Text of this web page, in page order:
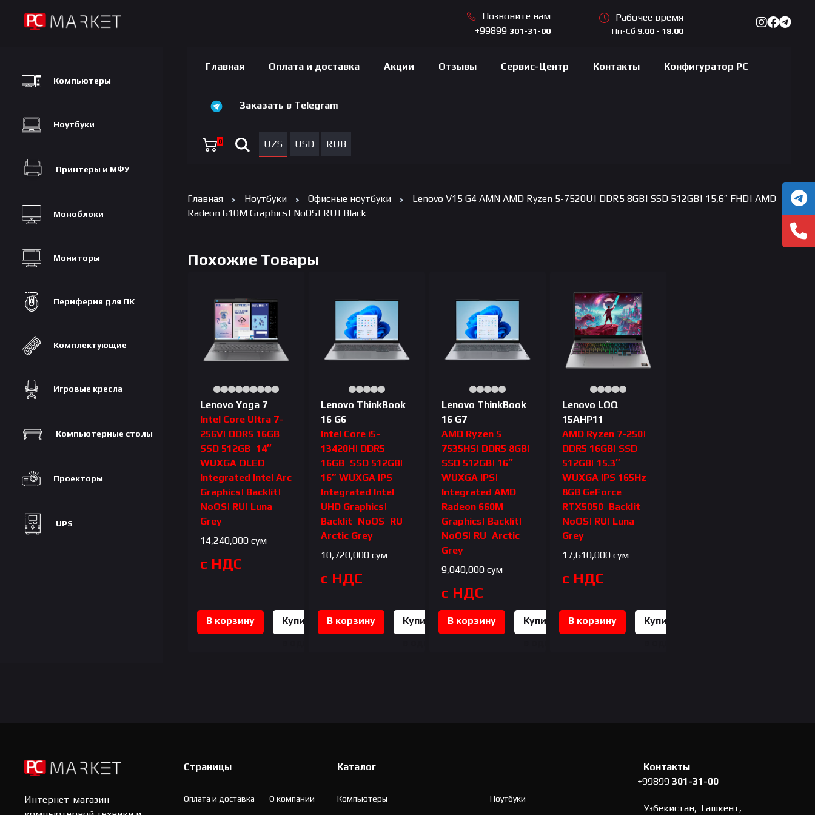
Позвоните нам
+99899 301-31-00
Рабочее время
Пн-Сб 9.00 - 18.00
Компьютеры
Ноутбуки
Принтеры и МФУ
Моноблоки
Мониторы
Периферия для ПК
Комплектующие
Игровые кресла
Компьютерные столы
Проекторы
UPS
Главная Оплата и доставка Акции Отзывы Сервис-Центр Контакты Конфигуратор PC
Заказать в Telegram
0 UZS USD RUB
Главная Ноутбуки Офисные ноутбуки
Lenovo V15 G4 AMN AMD Ryzen 5-7520U| DDR5 8GB| SSD 512GB| 15,6″ FHD| AMD
Radeon 610M Graphics| NoOS| RU| Black
Похожие Товары
Lenovo Yoga 7
Intel Core Ultra 7-
256V| DDR5 16GB|
SSD 512GB| 14″
WUXGA OLED|
Integrated Intel Arc
Graphics| Backlit|
NoOS| RU| Luna
Grey
14,240,000 сум
с НДС
В корзину
Купить
Lenovo ThinkBook
16 G6
Intel Core i5-
13420H| DDR5
16GB| SSD 512GB|
16″ WUXGA IPS|
Integrated Intel
UHD Graphics|
Backlit| NoOS| RU|
Arctic Grey
10,720,000 сум
с НДС
В корзину
Купить
Lenovo ThinkBook
16 G7
AMD Ryzen 5
7535HS| DDR5 8GB|
SSD 512GB| 16″
WUXGA IPS|
Integrated AMD
Radeon 660M
Graphics| Backlit|
NoOS| RU| Arctic
Grey
9,040,000сум
с НДС
В корзину
Купить
Lenovo LOQ
15AHP11
AMD Ryzen 7-250|
DDR5 16GB| SSD
512GB| 15.3″
WUXGA IPS 165Hz|
8GB GeForce
RTX5050| Backlit|
NoOS| RU| Luna
Grey
17,610,000сум
с НДС
В корзину
Купить
Интернет-магазин
Страницы
Оплата и доставка О компании
Каталог
Компьютеры Ноутбуки
Контакты
+99899 301-31-00
Узбекистан, Ташкент,